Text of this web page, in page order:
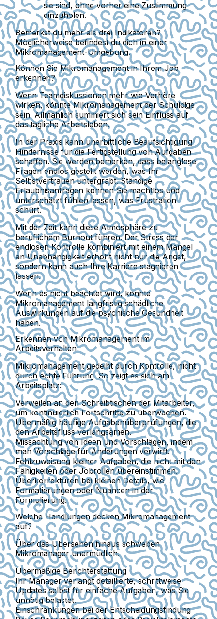
sie sind, ohne vorher eine Zustimmung
einzuholen.
Bemerkst du mehr als drei Indikatoren?
Möglicherweise befindest du dich in einer
Mikromanagement-Umgebung.
Können Sie Mikromanagement in Ihrem Job
erkennen?
Wenn Teamdiskussionen mehr wie Verhöre
wirken, könnte Mikromanagement der Schuldige
sein. Allmählich summiert sich sein Einfluss auf
das tägliche Arbeitsleben.
In der Praxis kann unerbittliche Beaufsichtigung
Hindernisse für die Fertigstellung von Aufgaben
schaffen. Sie werden bemerken, dass belanglose
Fragen endlos gestellt werden, was Ihr
Selbstvertrauen untergräbt. Ständige
Erlaubnisanfragen können Sie machtlos und
unterschätzt fühlen lassen, was Frustration
schürt.
Mit der Zeit kann diese Atmosphäre zu
beruflichem Burnout führen. Der Stress der
endlosen Kontrolle kombiniert mit einem Mangel
an Unabhängigkeit erhöht nicht nur die Angst,
sondern kann auch Ihre Karriere stagnieren
lassen.
Wenn es nicht beachtet wird, könnte
Mikromanagement langfristig schädliche
Auswirkungen auf die psychische Gesundheit
haben.
Erkennen von Mikromanagement im
Arbeitsverhalten
Mikromanagement gedeiht durch Kontrolle, nicht
durch echte Führung. So zeigt es sich am
Arbeitsplatz:
Verweilen an den Schreibtischen der Mitarbeiter,
um kontinuierlich Fortschritte zu überwachen.
Übermäßig häufige Aufgabenüberprüfungen,die
den Arbeitsfluss verlangsamen.
Missachtung von Ideen und Vorschlägen,indem
man Vorschläge für Änderungen verwirft.
Fehlzuweisung kleiner Aufgaben,die nicht mit den
Fähigkeiten oder Jobrollen übereinstimmen.
Überkorrekturen bei kleinen Details,wie
Formatierungen oder Nuancen in der
Formulierung.
Welche Handlungen decken Mikromanagement
auf?
Über das Übersehen hinaus schweben
Mikromanager unermüdlich.
Übermäßige Berichterstattung
Ihr Manager verlangt detaillierte, schrittweise
Updates selbst für einfache Aufgaben, was Sie
unnötig belastet.
Einschränkungen bei der Entscheidungsfindung